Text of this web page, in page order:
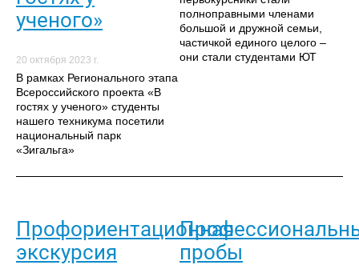
ученого»
20 октября 2023 г.
В рамках Регионального этапа
Всероссийского проекта «В
гостях у ученого» студенты
нашего техникума посетили
национальный парк
«Зигальга»
полноправными членами
большой и дружной семьи,
частичкой единого целого –
они стали студентами ЮТ
Профориентационная
экскурсия
пробы